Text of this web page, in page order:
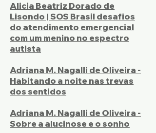
Alicia Beatriz Dorado de
Lisondo | SOS Brasil desafios
do atendimento emergencial
com um menino no espectro
autista
Adriana M. Nagalli de Oliveira -
Habitando a noite nas trevas
dos sentidos
Adriana M. Nagalli de Oliveira -
Sobre a alucinose e o sonho